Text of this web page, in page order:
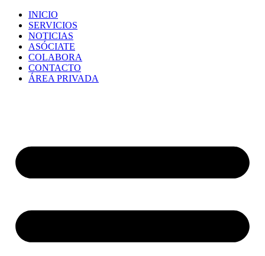
INICIO
SERVICIOS
NOTICIAS
ASÓCIATE
COLABORA
CONTACTO
ÁREA PRIVADA